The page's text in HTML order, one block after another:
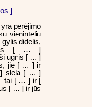
]
perėjimo
vieninteliu
didelis,
[ … ]
ugnis [ … ]
jie [ … ] ir
siela [ … ]
tai [ … ] ir [
[ … ] ir jūs